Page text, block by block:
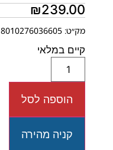
₪239.00
מק״ט: 8010276036605
קיים במלאי
הוספה לסל
קניה מהירה